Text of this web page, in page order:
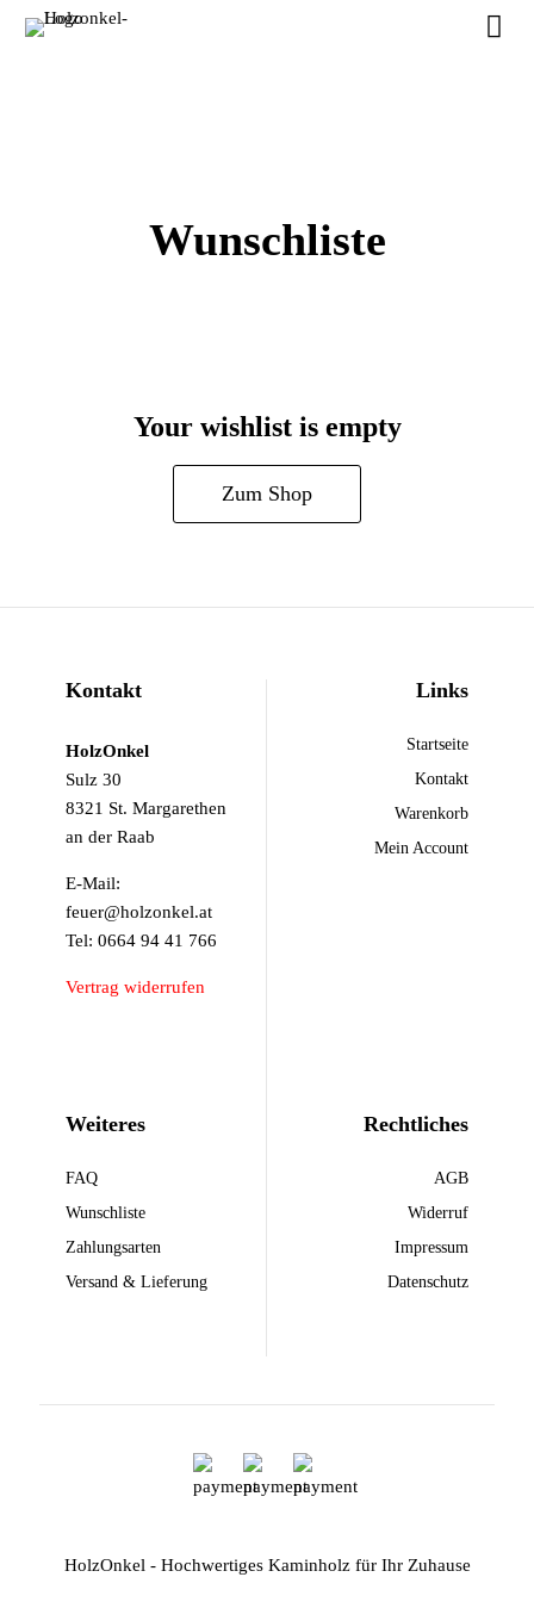
Wunschliste
Your wishlist is empty
Zum Shop
Kontakt
HolzOnkel
Sulz 30
8321 St. Margarethen
an der Raab
E-Mail:
feuer@holzonkel.at
Tel: 0664 94 41 766
Vertrag widerrufen
Links
Startseite
Kontakt
Warenkorb
Mein Account
Weiteres
FAQ
Wunschliste
Zahlungsarten
Versand & Lieferung
Rechtliches
AGB
Widerruf
Impressum
Datenschutz
HolzOnkel - Hochwertiges Kaminholz für Ihr Zuhause